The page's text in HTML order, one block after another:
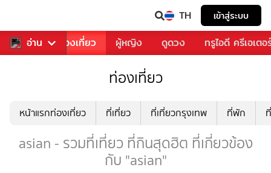
TH เข้าสู่ระบบ
อ่าน
อาหาร ท่องเที่ยว ผู้หญิง ดูดวง ทรูไอดี ครีเอเตอ
ท่องเที่ยว
หน้าแรกท่องเที่ยว ที่เที่ยว ที่เที่ยวกรุงเทพ ที่พัก
asian - รวมที่เที่ยว ที่กินสุดฮิต ที่เกี่ยวข้อง
กับ "asian"